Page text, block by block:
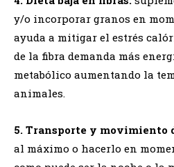
y/o incorporar granos en
ayuda a mitigar el estrés
de la fibra demanda más
metabólico aumentando la
animales.
5. Transporte y movimiento
al máximo o hacerlo en